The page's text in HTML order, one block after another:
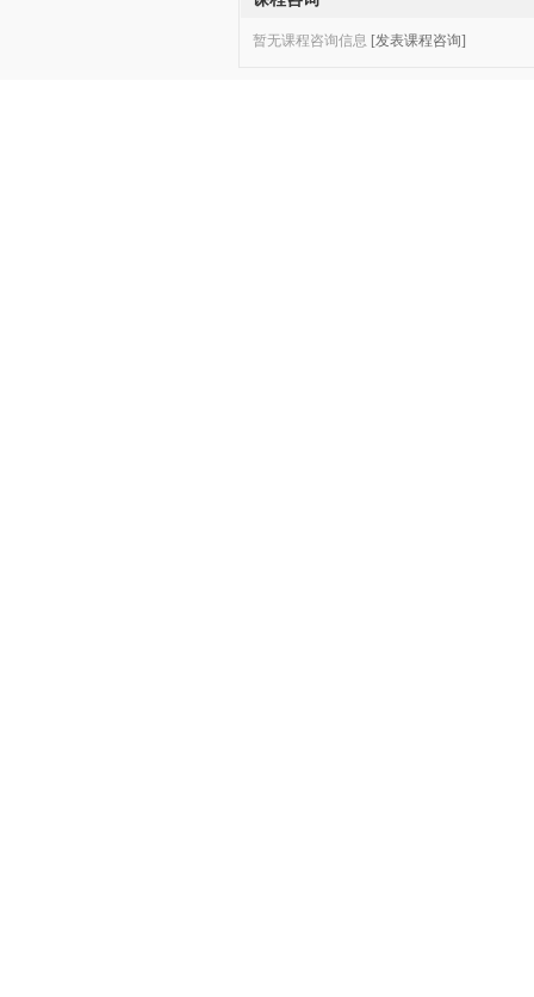
暂无课程咨询信息 [发表课程咨询]